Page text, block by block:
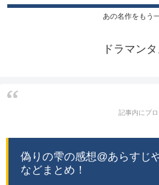
あの名作をもう
ドラマンタ
記事内にプ
偽りの雫の感想@あらすじ
などまとめ！